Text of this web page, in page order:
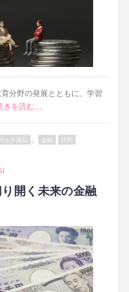
分野の発展とともに、学習
きを読む…
ルチ商品 金融 評判
開く未来の金融